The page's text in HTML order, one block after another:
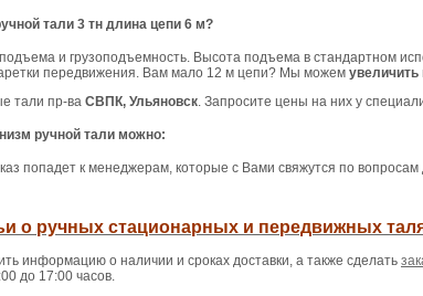
тали 3 тн длина цепи 6 м?
и грузоподъемность. Высота подъема в стандартном
передвижения. Вам мало 12 м цепи? Мы можем
тали пр-ва СВПК, Ульяновск. Запросите цены на них у
ручной тали можно:
попадет к менеджерам, которые с Вами свяжутся по
о ручных стационарных и передвижных
информацию о наличии и сроках доставки, а также сделать
до 17:00 часов.